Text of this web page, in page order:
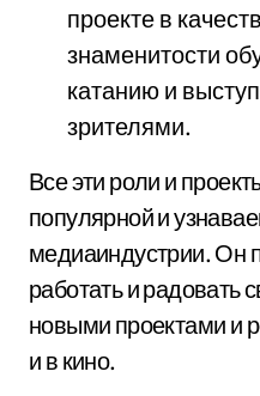
проекте в
знаменитости
катанию и
зрителями.
Все эти роли и
популярной и
медиаиндустрии. Он
работать и радовать
новыми проектами и
и в кино.